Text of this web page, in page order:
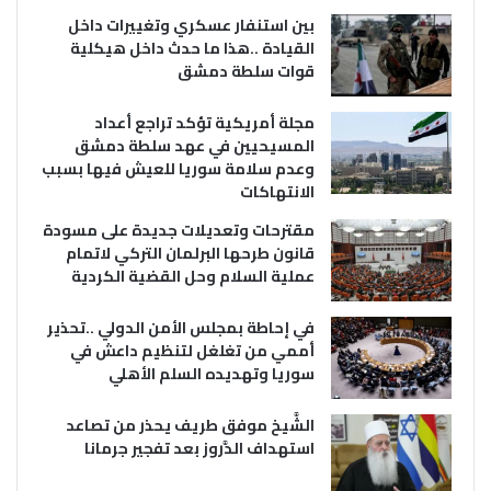
بين استنفار عسكري وتغييرات داخل
القيادة ..هذا ما حدث داخل هيكلية
قوات سلطة دمشق
مجلة أمريكية تؤكد تراجع أعداد
المسيحيين في عهد سلطة دمشق
وعدم سلامة سوريا للعيش فيها بسبب
الانتهاكات
مقترحات وتعديلات جديدة على مسودة
قانون طرحها البرلمان التركي لاتمام
عملية السلام وحل القضية الكردية
في إحاطة بمجلس الأمن الدولي ..تحذير
أممي من تغلغل لتنظيم داعش في
سوريا وتهديده السلم الأهلي
الشَّيخ موفق طريف يحذر من تصاعد
استهداف الدَّروز بعد تفجير جرمانا